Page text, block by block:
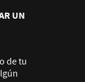
UN
de tu